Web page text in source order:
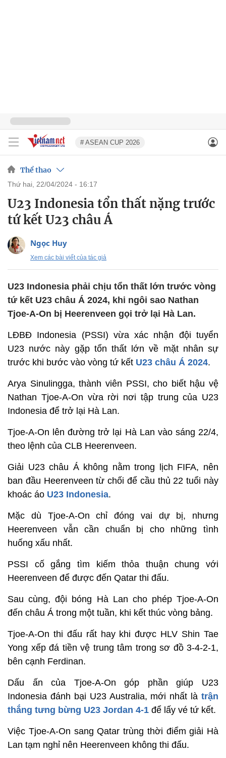
# ASEAN CUP 2026
Thể thao
thứ hai, 22/04/2024 - 16:17
U23 Indonesia tổn thất nặng trước
tứ kết U23 châu Á
Ngọc Huy
Xem các bài viết của tác giả
U23 Indonesia phải chịu tổn thất lớn trước vòng
tứ kết U23 châu Á 2024, khi ngôi sao Nathan
Tjoe-A-On bị Heerenveen gọi trở lại Hà Lan.
LĐBĐ Indonesia (PSSI) vừa xác nhận đội tuyển
U23 nước này gặp tổn thất lớn về mặt nhân sự
trước khi bước vào vòng tứ kết U23 châu Á 2024.
Arya Sinulingga, thành viên PSSI, cho biết hậu vệ
Nathan Tjoe-A-On vừa rời nơi tập trung của U23
Indonesia để trở lại Hà Lan.
Tjoe-A-On lên đường trở lại Hà Lan vào sáng 22/4,
theo lệnh của CLB Heerenveen.
Giải U23 châu Á không nằm trong lịch FIFA, nên
ban đầu Heerenveen từ chối để cầu thủ 22 tuổi này
khoác áo U23 Indonesia.
Mặc dù Tjoe-A-On chỉ đóng vai dự bị, nhưng
Heerenveen vẫn cần chuẩn bị cho những tình
huống xấu nhất.
PSSI cố gắng tìm kiếm thỏa thuận chung với
Heerenveen để được đến Qatar thi đấu.
Sau cùng, đội bóng Hà Lan cho phép Tjoe-A-On
đến châu Á trong một tuần, khi kết thúc vòng bảng.
Tjoe-A-On thi đấu rất hay khi được HLV Shin Tae
Yong xếp đá tiền vệ trung tâm trong sơ đồ 3-4-2-1,
bên cạnh Ferdinan.
Dấu ấn của Tjoe-A-On góp phần giúp U23
Indonesia đánh bại U23 Australia, mới nhất là trận
thắng tưng bừng U23 Jordan 4-1 để lấy vé tứ kết.
Việc Tjoe-A-On sang Qatar trùng thời điểm giải Hà
Lan tạm nghỉ nên Heerenveen không thi đấu.